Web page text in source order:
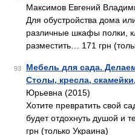
Максимов Евгений
Для обустройства дома
различные шкафы полки,
разместить… 171 грн
93
Мебель для сада.
Столы, кресла,
Юрьевна (2015)
Хотите превратить свой
будет отдохнуть душой и
грн (только Украина)